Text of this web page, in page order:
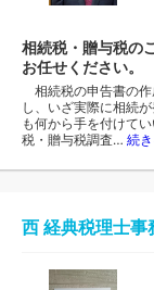
相続税・贈与税の
お任せください。
相続税の申告書の
し、いざ実際に相続
も何から手を付けて
税・贈与税調査… 続
西 経典税理士事